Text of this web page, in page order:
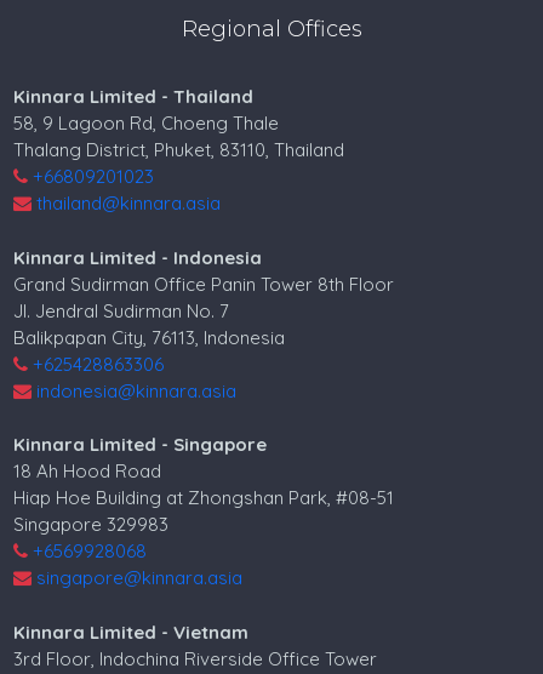
Regional Offices
Kinnara Limited - Thailand
58, 9 Lagoon Rd, Choeng Thale
Thalang District, Phuket, 83110, Thailand
+66809201023
thailand@kinnara.asia
Kinnara Limited - Indonesia
Grand Sudirman Office Panin Tower 8th Floor
Jl. Jendral Sudirman No. 7
Balikpapan City, 76113, Indonesia
+625428863306
indonesia@kinnara.asia
Kinnara Limited - Singapore
18 Ah Hood Road
Hiap Hoe Building at Zhongshan Park, #08-51
Singapore 329983
+6569928068
singapore@kinnara.asia
Kinnara Limited - Vietnam
3rd Floor, Indochina Riverside Office Tower